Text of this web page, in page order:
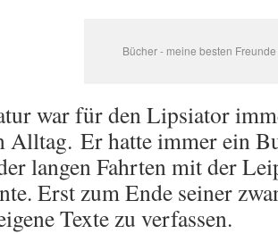
Bücher - meine besten Freunde
war für den Lipsiator
Alltag. Er hatte immer ein
langen Fahrten mit der
Erst zum Ende seiner
Texte zu verfassen.